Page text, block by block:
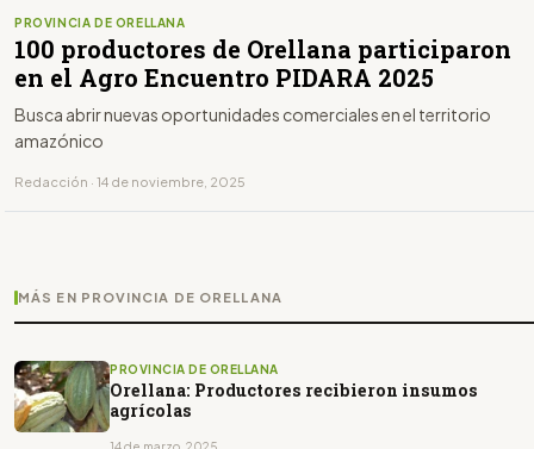
PROVINCIA DE ORELLANA
100 productores de Orellana participaron
en el Agro Encuentro PIDARA 2025
Busca abrir nuevas oportunidades comerciales en el territorio
amazónico
Redacción · 14 de noviembre, 2025
MÁS EN PROVINCIA DE ORELLANA
PROVINCIA DE ORELLANA
Orellana: Productores recibieron insumos
agrícolas